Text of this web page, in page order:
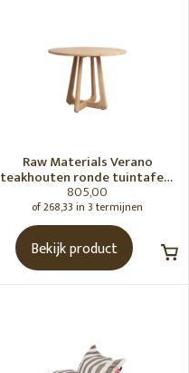
Raw Materials Verano
teakhouten ronde tuintafel -
Ø100 cm
805,00
of 268,33 in 3 termijnen
Bekijk product